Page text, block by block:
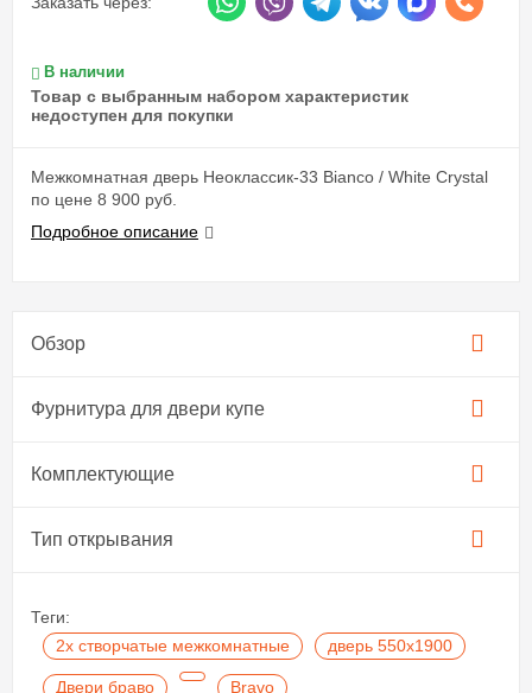
В наличии
Товар с выбранным набором характеристик
недоступен для покупки
Межкомнатная дверь Неоклассик-33 Bianco / White Сrystal
по цене 8 900 руб.
Подробное описание
Обзор
Фурнитура для двери купе​
Комплектующие
Тип открывания
Теги:
2х створчатые межкомнатные
дверь 550х1900
Двери браво Bravo